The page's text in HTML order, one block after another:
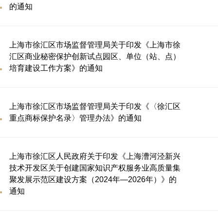
的通知
上海市徐汇区市场监督管理局关于印发《上海市徐
汇区商业秘密保护创新试点园区、单位（站、点）
培育建设工作方案》的通知
上海市徐汇区市场监督管理局关于印发《〈徐汇区
重点商标保护名录〉管理办法》的通知
上海市徐汇区人民政府关于印发《上海漕河泾新兴
技术开发区关于创建国家知识产权服务业高质量集
聚发展示范区建设方案（2024年—2026年）》的
通知